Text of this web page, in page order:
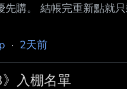
購。 結帳完重新點就
· 2天前
入棚名單